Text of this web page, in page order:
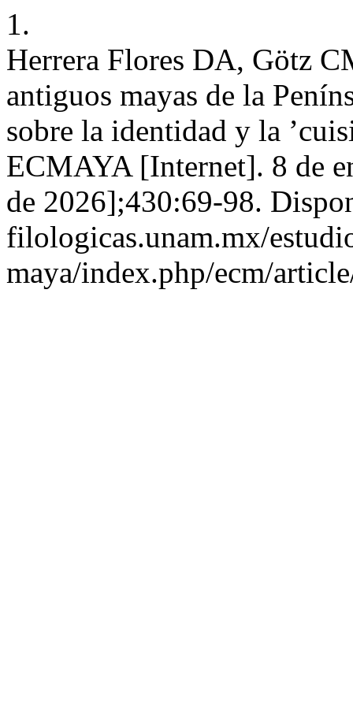
1.
Herrera Flores DA, Götz
antiguos mayas de la
sobre la identidad y la
ECMAYA [Internet]. 8 de
de 2026];430:69-98.
filologicas.unam.mx/
maya/index.php/ecm/